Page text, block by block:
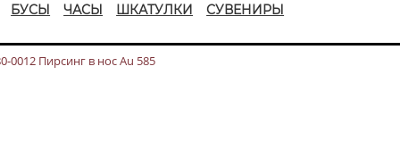
БУСЫ ЧАСЫ ШКАТУЛКИ СУВЕНИРЫ
0012 Пирсинг в нос Au 585